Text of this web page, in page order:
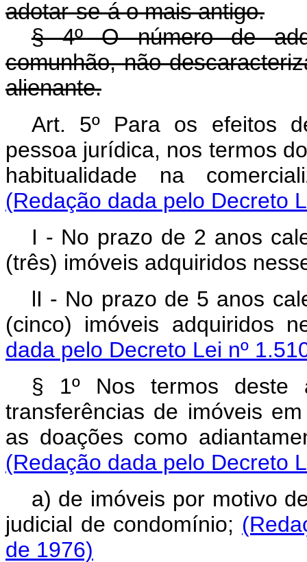
adotar-se-á o mais antigo.
§ 4º O número de
comunhão, não
alienante.
Art. 5º Para os efeitos
pessoa jurídica, nos termos
habitualidade na
(Redação dada pelo Decreto
I - No prazo de 2 anos
(três) imóveis adquiridos
lI - No prazo de 5 anos
(cinco) imóveis adquiridos
dada pelo Decreto Lei nº
§ 1º Nos termos deste
transferências de imóveis
as doações como
(Redação dada pelo Decreto
a) de imóveis por motivo
judicial de condomínio;
de 1976)